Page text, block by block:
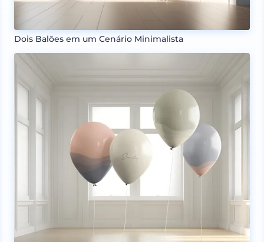
Dois Balões em um Cenário Minimalista